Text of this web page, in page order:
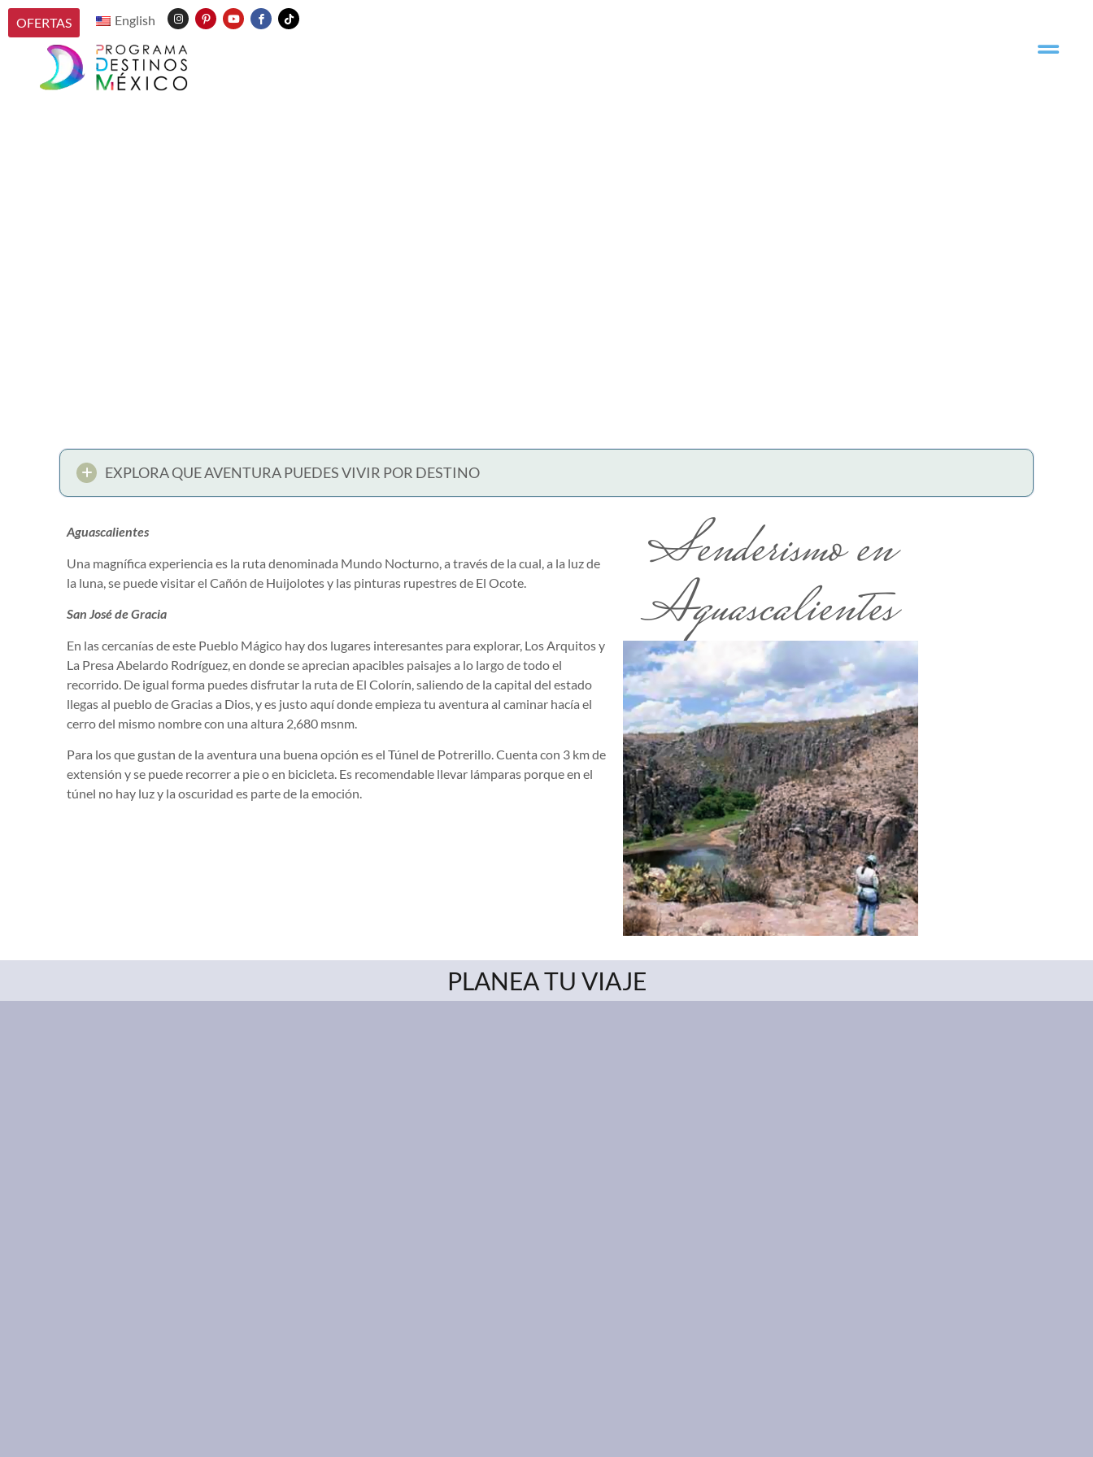
OFERTAS English
EXPLORA QUE AVENTURA PUEDES VIVIR POR DESTINO
Aguascalientes
Una magnífica experiencia es la ruta denominada Mundo Nocturno, a través de la cual, a la luz de
la luna, se puede visitar el Cañón de Huijolotes y las pinturas rupestres de El Ocote.
San José de Gracia
En las cercanías de este Pueblo Mágico hay dos lugares interesantes para explorar, Los Arquitos y
La Presa Abelardo Rodríguez, en donde se aprecian apacibles paisajes a lo largo de todo el
recorrido. De igual forma puedes disfrutar la ruta de El Colorín, saliendo de la capital del estado
llegas al pueblo de Gracias a Dios, y es justo aquí donde empieza tu aventura al caminar hacía el
cerro del mismo nombre con una altura 2,680 msnm.
Para los que gustan de la aventura una buena opción es el Túnel de Potrerillo. Cuenta con 3 km de
extensión y se puede recorrer a pie o en bicicleta. Es recomendable llevar lámparas porque en el
túnel no hay luz y la oscuridad es parte de la emoción.
Senderismo en
Aguascalientes
PLANEA TU VIAJE